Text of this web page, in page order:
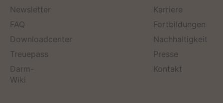
Newsletter
FAQ
Downloadcenter
Treuepass
Darm-
Wiki
Karriere
Fortbildungen
Nachhaltigkeit
Presse
Kontakt